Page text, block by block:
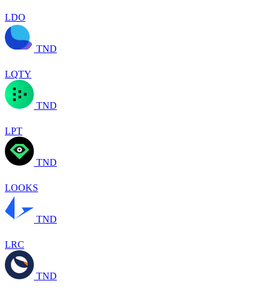
LDO
TND
LQTY
TND
LPT
TND
LOOKS
TND
LRC
TND